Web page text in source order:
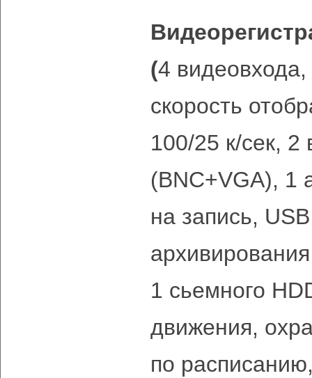
(4
скорость
100/25 к/сек,
(BNC+VGA), 1
на запись,
1 сьемного
движения,
по